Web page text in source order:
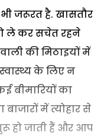
जरूरत है. खासतौर
ले कर सचेत रहने
की मिठाइयों में
के लिए न
बीमारियों का
में त्योहार से
हो जाती हैं और आप